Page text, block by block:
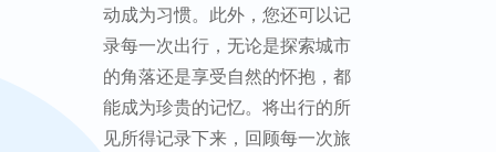
动成为习惯。此外，您还可以记
录每一次出行，无论是探索城市
的角落还是享受自然的怀抱，都
能成为珍贵的记忆。将出行的所
见所得记录下来，回顾每一次旅